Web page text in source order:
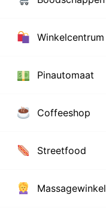
Winkelcentrum
Pinautomaat
Coffeeshop
Streetfood
Massagewinkel